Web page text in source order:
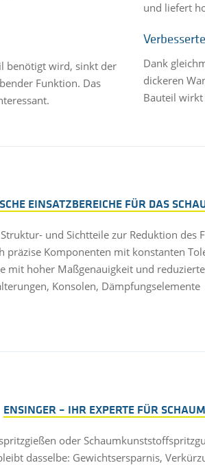
und liefert
benötigt wird, sinkt der
Funktion. Das
Dank
dickeren
Bauteil
EINSATZBEREICHE FÜR DAS
und Sichtteile zur Reduktion des
präzise Komponenten mit konstanten
mit hoher Maßgenauigkeit und
Konsolen, Dämpfungselemente
ENSINGER – IHR EXPERTE FÜR
oder
dasselbe: Gewichtsersparnis,